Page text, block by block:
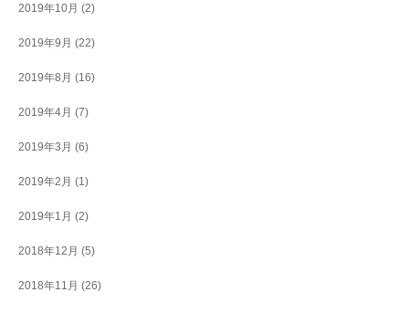
2019年10月 (2)
2019年9月 (22)
2019年8月 (16)
2019年4月 (7)
2019年3月 (6)
2019年2月 (1)
2019年1月 (2)
2018年12月 (5)
2018年11月 (26)